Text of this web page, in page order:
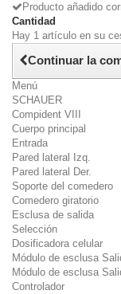
Producto añadido
Cantidad
Hay 1 artículo en su
Continuar la
Menú
SCHAUER
Compident VIII
Cuerpo principal
Entrada
Pared lateral Izq.
Pared lateral Der.
Soporte del comedero
Comedero giratorio
Esclusa de salida
Selección
Dosificadora celular
Módulo de esclusa
Módulo de esclusa
Controlador